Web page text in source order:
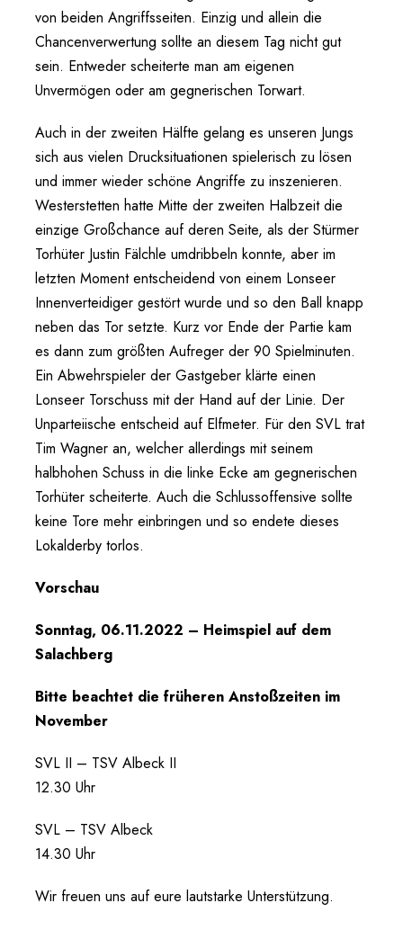
von beiden Angriffsseiten. Einzig und allein die
Chancenverwertung sollte an diesem Tag nicht gut
sein. Entweder scheiterte man am eigenen
Unvermögen oder am gegnerischen Torwart.
Auch in der zweiten Hälfte gelang es unseren Jungs
sich aus vielen Drucksituationen spielerisch zu lösen
und immer wieder schöne Angriffe zu inszenieren.
Westerstetten hatte Mitte der zweiten Halbzeit die
einzige Großchance auf deren Seite, als der Stürmer
Torhüter Justin Fälchle umdribbeln konnte, aber im
letzten Moment entscheidend von einem Lonseer
Innenverteidiger gestört wurde und so den Ball knapp
neben das Tor setzte. Kurz vor Ende der Partie kam
es dann zum größten Aufreger der 90 Spielminuten.
Ein Abwehrspieler der Gastgeber klärte einen
Lonseer Torschuss mit der Hand auf der Linie. Der
Unparteiische entscheid auf Elfmeter. Für den SVL trat
Tim Wagner an, welcher allerdings mit seinem
halbhohen Schuss in die linke Ecke am gegnerischen
Torhüter scheiterte. Auch die Schlussoffensive sollte
keine Tore mehr einbringen und so endete dieses
Lokalderby torlos.
Vorschau
Sonntag, 06.11.2022 – Heimspiel auf dem
Salachberg
Bitte beachtet die früheren Anstoßzeiten im
November
SVL II – TSV Albeck II
12.30 Uhr
SVL – TSV Albeck
14.30 Uhr
Wir freuen uns auf eure lautstarke Unterstützung.